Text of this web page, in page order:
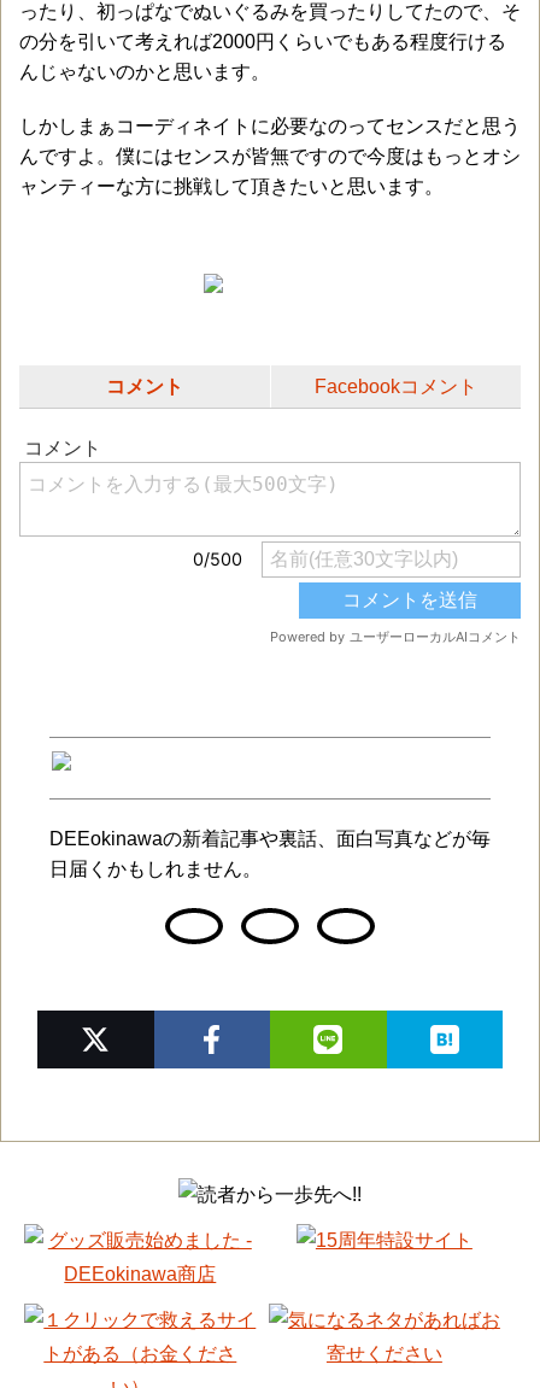
ったり、初っぱなでぬいぐるみを買ったりしてたので、そ
の分を引いて考えれば2000円くらいでもある程度行ける
んじゃないのかと思います。
しかしまぁコーディネイトに必要なのってセンスだと思う
んですよ。僕にはセンスが皆無ですので今度はもっとオシ
ャンティーな方に挑戦して頂きたいと思います。
コメント Facebookコメント
DEEokinawaの新着記事や裏話、面白写真などが毎
日届くかもしれません。